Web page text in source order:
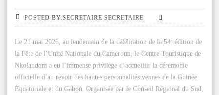
POSTED BY:SECRETAIRE SECRETAIRE
Le 21 mai 2026, au lendemain de la célébration de la 54ᵉ édition de
la Fête de l’Unité Nationale du Cameroun, le Centre Touristique de
Nkolandom a eu l’immense privilège d’accueillir la cérémonie
officielle d’au revoir des hautes personnalités venues de la Guinée
Équatoriale et du Gabon. Organisée par le Conseil Régional du Sud,